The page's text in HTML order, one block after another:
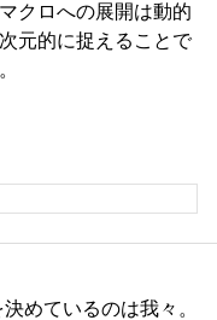
クロへの展開は動的
元的に捉えることで
めているのは我々。